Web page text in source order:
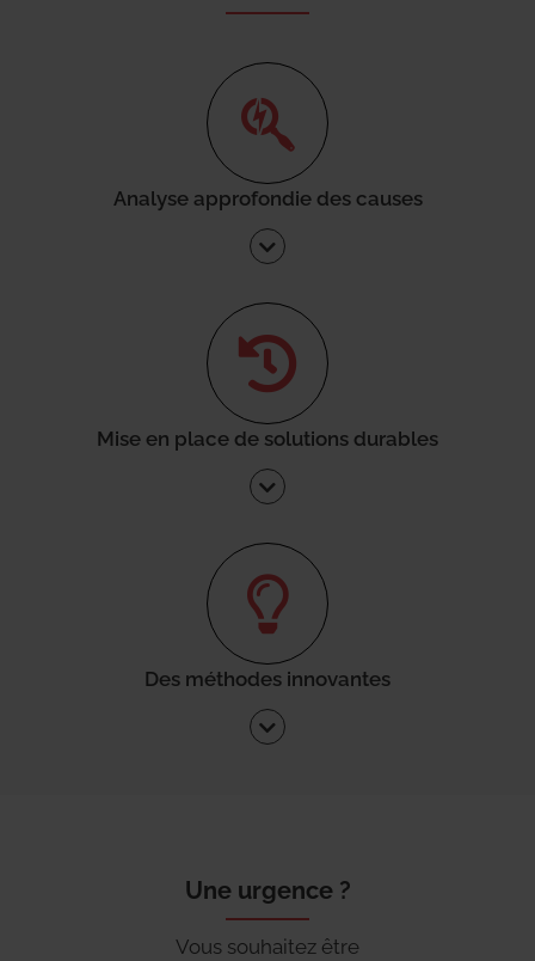
Analyse approfondie des causes
Mise en place de solutions durables
Des méthodes innovantes
Une urgence ?
Vous souhaitez être